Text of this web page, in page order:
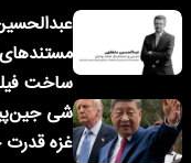
ساخت
شی
غزه قدرت